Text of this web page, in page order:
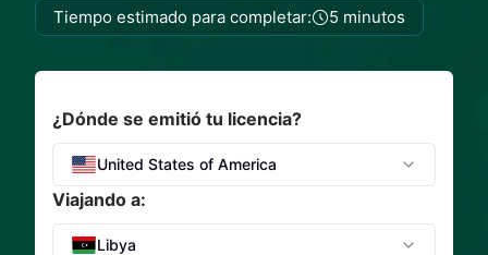
Tiempo estimado para completar: 5 minutos
¿Dónde se emitió tu licencia?
United States of America
Viajando a:
Libya